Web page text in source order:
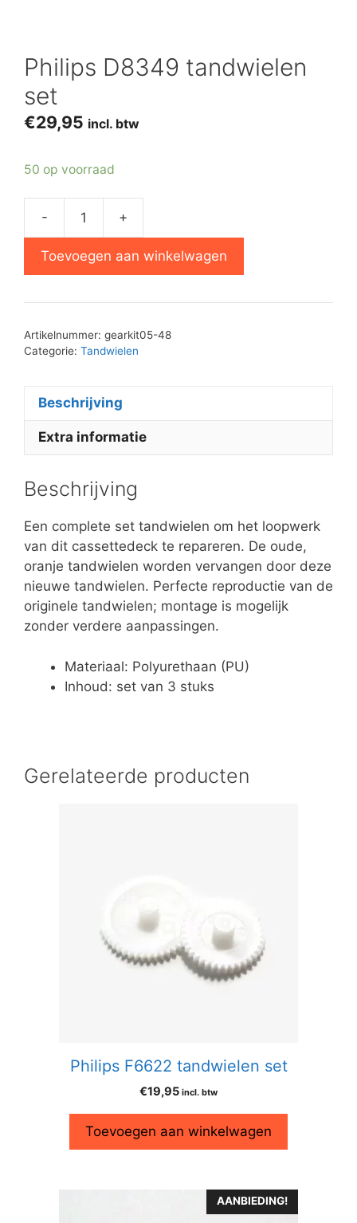
Philips D8349 tandwielen
set
€29,95 incl. btw
50 op voorraad
-
tandwielen
aantal
+
Toevoegen aan winkelwagen
Artikelnummer: gearkit05-48
Categorie: Tandwielen
Beschrijving
Extra informatie
Beschrijving
Een complete set tandwielen om het loopwerk
van dit cassettedeck te repareren. De oude,
oranje tandwielen worden vervangen door deze
nieuwe tandwielen. Perfecte reproductie van de
originele tandwielen; montage is mogelijk
zonder verdere aanpassingen.
Materiaal: Polyurethaan (PU)
Inhoud: set van 3 stuks
Gerelateerde producten
Philips F6622 tandwielen set
€19,95 incl. btw
Toevoegen aan winkelwagen
AANBIEDING!